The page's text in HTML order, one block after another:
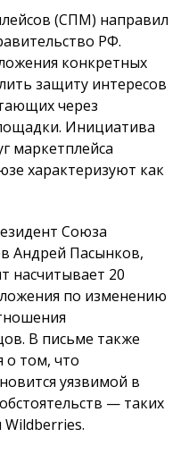
(СПМ) направил
РФ.
конкретных
защиту интересов
через
Инициатива
маркетплейса
характеризуют как
Союза
Андрей Пасынков,
насчитывает 20
по изменению
В письме также
о том, что
уязвимой в
— таких